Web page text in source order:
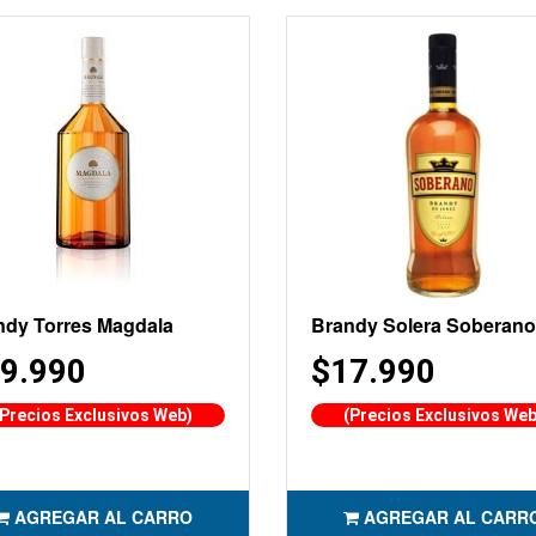
Torres Magdala
Exclusivos Web)
AGREGAR AL CARRO
Brandy Solera Soberano
$17.990
(Precios Exclusivos
AGREGAR AL